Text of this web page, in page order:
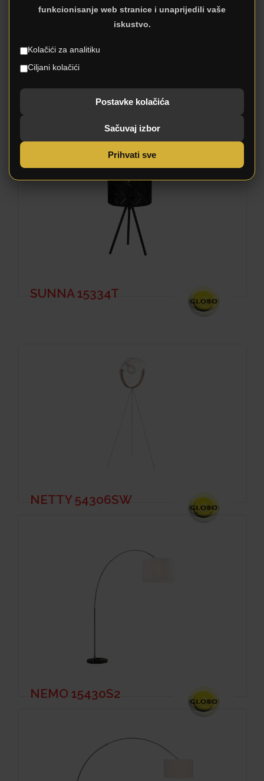
SUNNA 15334S
SUNNA 15334T
NETTY 54306SW
NEMO 15430S2
funkcionisanje web stranice i unaprijedili vaše
iskustvo.
Kolačići za analitiku
Ciljani kolačići
Postavke kolačića
Sačuvaj izbor
Prihvati sve